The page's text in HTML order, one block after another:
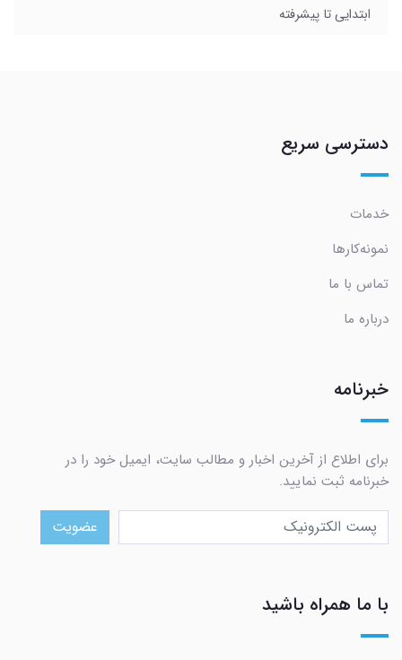
ابتدایی تا پیشرفته
دسترسی سریع
خدمات
نمونه‌کارها
تماس با ما
درباره ما
خبرنامه
برای اطلاع از آخرین اخبار و مطالب سایت، ایمیل خود را در
خبرنامه ثبت نمایید.
عضویت
با ما همراه باشید